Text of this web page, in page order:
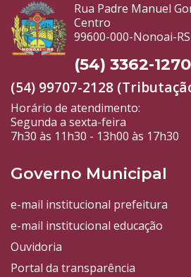
Rua Padre Manuel
Centro
99600-000-Nonoai-RS
(54) 3362-1270
(54) 99707-2128
Horário de atendimento:
Segunda a sexta-feira
7h30 às 11h30 - 13h00 às 17h30
Governo Municipal
e-mail institucional prefeitura
e-mail institucional educação
Ouvidoria
Portal da transparência